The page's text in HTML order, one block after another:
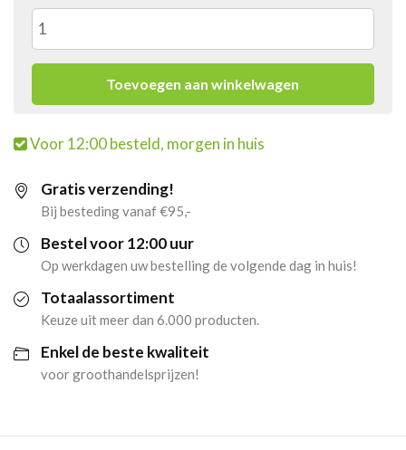
2x
Senseo
Strong
(10
pads)
aantal
Toevoegen aan winkelwagen
Voor 12:00 besteld, morgen in huis
Gratis verzending!
Bij besteding vanaf €95,-
Bestel voor 12:00 uur
Op werkdagen uw bestelling de volgende dag in huis!
Totaalassortiment
Keuze uit meer dan 6.000 producten.
Enkel de beste kwaliteit
voor groothandelsprijzen!